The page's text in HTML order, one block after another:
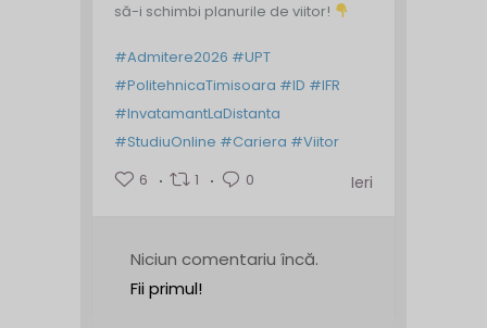
să-i schimbi planurile de viitor!
#Admitere2026 #UPT
#PolitehnicaTimisoara #ID #IFR
#InvatamantLaDistanta
#StudiuOnline #Cariera #Viitor
6
1 0 Ieri
Niciun comentariu încă.
Fii primul!